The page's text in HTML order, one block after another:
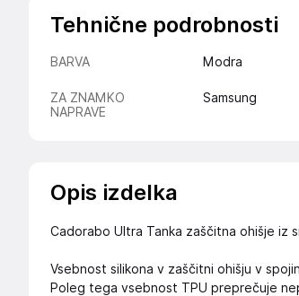
Tehnične podrobnosti
BARVA Modra
ZA ZNAMKO
NAPRAVE
Samsung
Opis izdelka
Cadorabo Ultra Tanka zaščitna ohišje iz
Vsebnost silikona v zaščitni ohišju v
Poleg tega vsebnost TPU preprečuje